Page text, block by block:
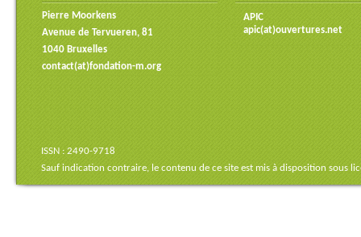
Pierre Moorkens
Avenue de Tervueren, 81
1040 Bruxelles
contact(at)fondation-m.org
APIC
apic(at)ouvertures.net
ISSN : 2490-9718
Sauf indication contraire, le contenu de ce site est mis à disposition sous